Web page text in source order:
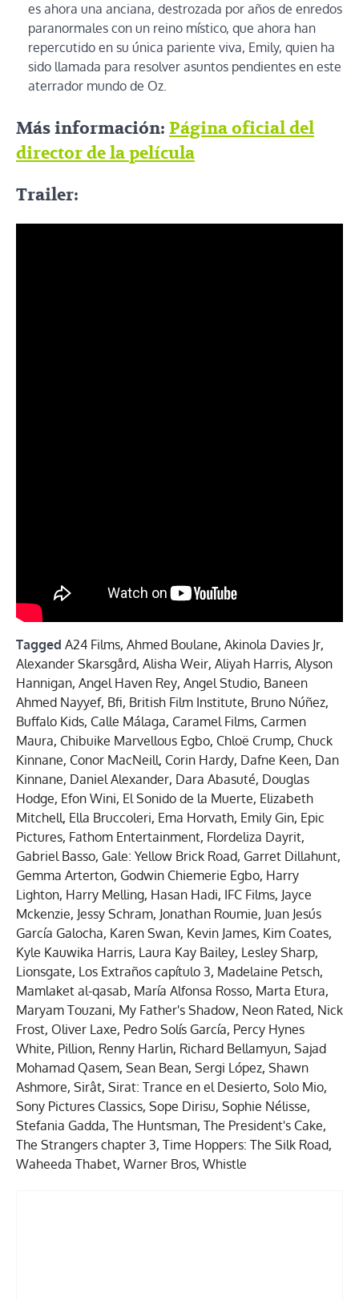
es ahora una anciana, destrozada por años de enredos
paranormales con un reino místico, que ahora han
repercutido en su única pariente viva, Emily, quien ha
sido llamada para resolver asuntos pendientes en este
aterrador mundo de Oz.
Más información: Página oficial del
director de la película
Trailer:
Tagged A24 Films, Ahmed Boulane, Akinola Davies Jr,
Alexander Skarsgård, Alisha Weir, Aliyah Harris, Alyson
Hannigan, Angel Haven Rey, Angel Studio, Baneen
Ahmed Nayyef, Bfi, British Film Institute, Bruno Núñez,
Buffalo Kids, Calle Málaga, Caramel Films, Carmen
Maura, Chibuike Marvellous Egbo, Chloë Crump, Chuck
Kinnane, Conor MacNeill, Corin Hardy, Dafne Keen, Dan
Kinnane, Daniel Alexander, Dara Abasuté, Douglas
Hodge, Efon Wini, El Sonido de la Muerte, Elizabeth
Mitchell, Ella Bruccoleri, Ema Horvath, Emily Gin, Epic
Pictures, Fathom Entertainment, Flordeliza Dayrit,
Gabriel Basso, Gale: Yellow Brick Road, Garret Dillahunt,
Gemma Arterton, Godwin Chiemerie Egbo, Harry
Lighton, Harry Melling, Hasan Hadi, IFC Films, Jayce
Mckenzie, Jessy Schram, Jonathan Roumie, Juan Jesús
García Galocha, Karen Swan, Kevin James, Kim Coates,
Kyle Kauwika Harris, Laura Kay Bailey, Lesley Sharp,
Lionsgate, Los Extraños capítulo 3, Madelaine Petsch,
Mamlaket al-qasab, María Alfonsa Rosso, Marta Etura,
Maryam Touzani, My Father's Shadow, Neon Rated, Nick
Frost, Oliver Laxe, Pedro Solís García, Percy Hynes
White, Pillion, Renny Harlin, Richard Bellamyun, Sajad
Mohamad Qasem, Sean Bean, Sergi López, Shawn
Ashmore, Sirât, Sirat: Trance en el Desierto, Solo Mio,
Sony Pictures Classics, Sope Dirisu, Sophie Nélisse,
Stefania Gadda, The Huntsman, The President's Cake,
The Strangers chapter 3, Time Hoppers: The Silk Road,
Waheeda Thabet, Warner Bros, Whistle